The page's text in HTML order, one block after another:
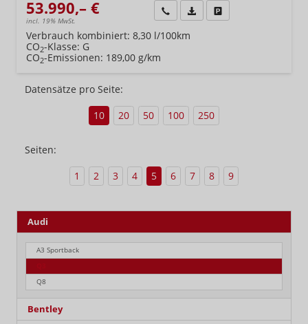
53.990,– €
incl. 19% MwSt.
Wir rufen Sie anFahrzeugexposé (PDF)
Verbrauch kombiniert: 8,30 l/100km
CO2-Klasse: G
CO2-Emissionen: 189,00 g/km
Datensätze pro Seite:
10
20 50 100 250
Seiten:
1
2 3 4 5 6 7 8 9
Audi
A3 Sportback
Q8
Bentley